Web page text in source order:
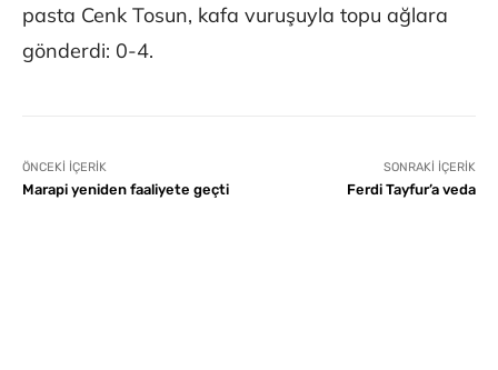
pasta Cenk Tosun, kafa vuruşuyla topu ağlara
gönderdi: 0-4.
ÖNCEKI İÇERIK
Marapi yeniden faaliyete geçti
SONRAKI İÇERIK
Ferdi Tayfur’a veda